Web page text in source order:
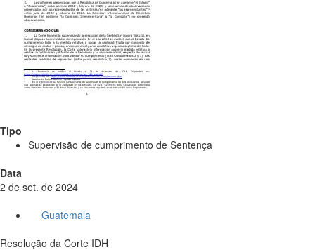
Tipo
Supervisão de cumprimento de Sentença
Data
2 de set. de 2024
Guatemala
Resolução da Corte IDH